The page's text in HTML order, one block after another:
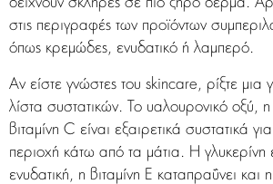
δείχνουν σκληρές σε πιο ξηρό δέρμα.
στις περιγραφές των προϊόντων
όπως κρεμώδες, ενυδατικό ή λαμπερό.
Αν είστε γνώστες του skincare, ρίξτε μια
λίστα συστατικών. Το υαλουρονικό οξύ, η
βιταμίνη C είναι εξαιρετικά συστατικά
περιοχή κάτω από τα μάτια. Η γλυκερίνη
ενυδατική, η βιταμίνη Ε καταπραΰνει και